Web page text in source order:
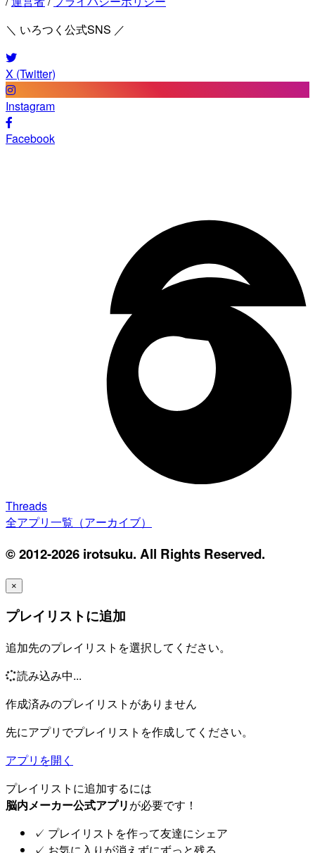
＼ いろつく公式SNS ／
X (Twitter)
Instagram
Facebook
Threads
全アプリ一覧（アーカイブ）
© 2012-2026 irotsuku. All Rights Reserved.
×
プレイリストに追加
追加先のプレイリストを選択してください。
読み込み中...
作成済みのプレイリストがありません
先にアプリでプレイリストを作成してください。
アプリを開く
プレイリストに追加するには
脳内メーカー公式アプリが必要です！
✓ プレイリストを作って友達にシェア